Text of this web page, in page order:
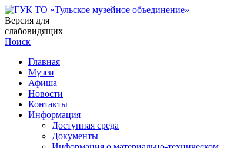
Версия для
слабовидящих
Поиск
Главная
Музеи
Афиша
Новости
Контакты
Информация
Доступная среда
Документы